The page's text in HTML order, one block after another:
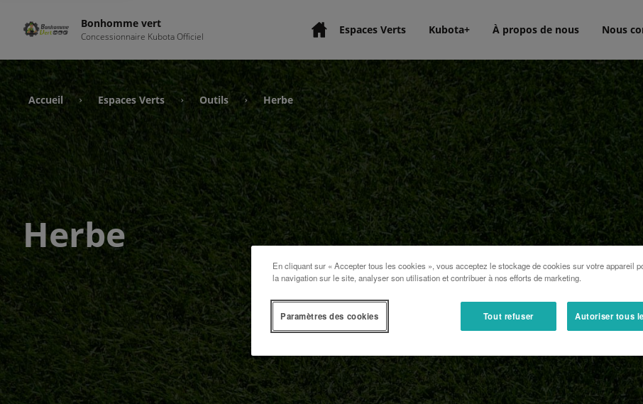
Bonhomme vert
Concessionnaire Kubota Officiel Espaces Verts Kubota+ À propos de nous Nous
Accueil › Espaces Verts › Outils › Herbe
Herbe
En cliquant sur « Accepter tous les cookies », vous acceptez le stockage de cookies sur votre appareil
la navigation sur le site, analyser son utilisation et contribuer à nos efforts de marketing.
Tout refuser Autoriser tous
Paramètres des cookies